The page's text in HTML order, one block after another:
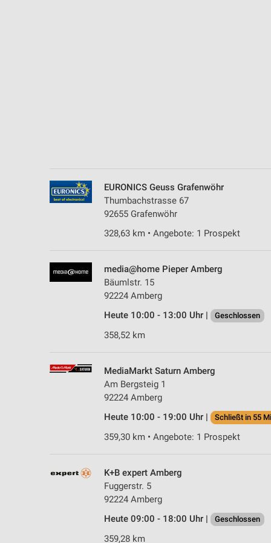
EURONICS Geuss Grafenwöhr
Thumbachstrasse 67
92655 Grafenwöhr
328,63 km • Angebote: 1 Prospekt
media@home Pieper Amberg
Bäumlstr. 15
92224 Amberg
Heute 10:00 - 13:00 Uhr |
Geschlossen
358,52 km
MediaMarkt Saturn Amberg
Am Bergsteig 1
92224 Amberg
Heute 10:00 - 19:00 Uhr |
Schließt in 55
359,30 km • Angebote: 1 Prospekt
K+B expert Amberg
Fuggerstr. 5
92224 Amberg
Heute 09:00 - 18:00 Uhr |
Geschlossen
359,28 km
Notwendig
Werbung